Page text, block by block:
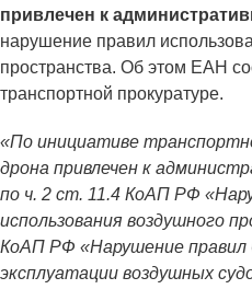
привлечен к
нарушение правил
пространства. Об этом ЕАН
транспортной прокуратуре.
«По инициативе
дрона привлечен к
по ч. 2 ст. 11.4 КоАП РФ
использования воздушного
КоАП РФ «Нарушение правил
эксплуатации воздушных